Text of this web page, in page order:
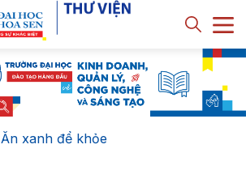
Ăn xanh để khỏe